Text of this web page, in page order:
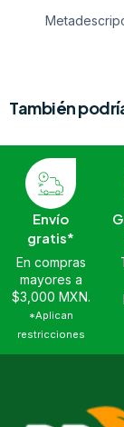
También
Envío
gratis*
En compras
mayores a
$3,000 MXN.
*Aplican
restricciones